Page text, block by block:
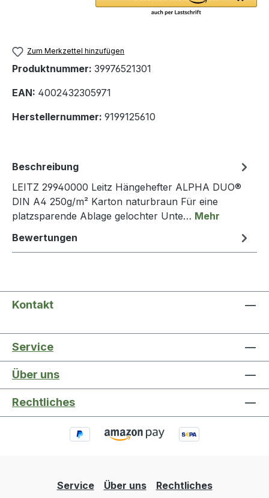
Zum Merkzettel hinzufügen
Produktnummer: 39976521301
EAN: 4002432305971
Herstellernummer: 9199125610
Beschreibung
LEITZ 29940000 Leitz Hängehefter ALPHA DUO®
DIN A4 250g/m² Karton naturbraun Für eine
platzsparende Ablage gelochter Unte… Mehr
Bewertungen
Kontakt
Service
Über uns
Rechtliches
Service Über uns Rechtliches